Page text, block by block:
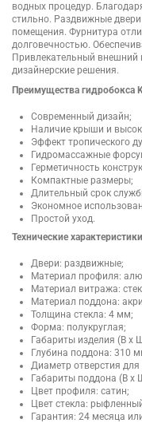
водных процедур.
стильно. Раздвижные
помещения. Фурнитура
долговечностью.
Привлекательный внешний
дизайнерские решения.
Преимущества гидробокса
Современный дизайн;
Наличие крыши и
Эффект тропического
Гидромассажные
Герметичность
Компактные размеры;
Длительный срок
Экономное
Простой уход.
Технические
Двери: раздвижные;
Материал профиля:
Материал витража:
Материал поддона:
Толщина стекла: 4 мм;
Форма: полукруглая;
Габариты изделия (В х
Глубина поддона: 310
Диаметр отверстия
Габариты поддона (В х
Цвет профиля: сатин;
Цвет стекла:
Гарантия: 24 месяца